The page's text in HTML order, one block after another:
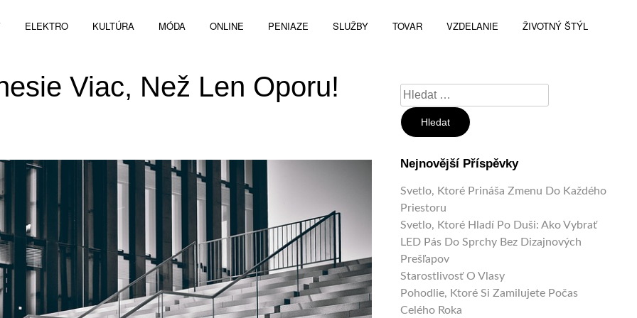
ELEKTRO KULTÚRA MÓDA ONLINE PENIAZE SLUŽBY TOVAR VZDELANIE ŽIVOTNÝ ŠTÝL
Viac, Než Len Oporu! Vyhledávání
Nejnovější Příspěvky
Svetlo, Ktoré Prináša Zmenu Do Každého
Priestoru
Svetlo, Ktoré Hladí Po Duši: Ako Vybrať
LED Pás Do Sprchy Bez Dizajnových
Prešľapov
Starostlivosť O Vlasy
Pohodlie, Ktoré Si Zamilujete Počas
Celého Roka